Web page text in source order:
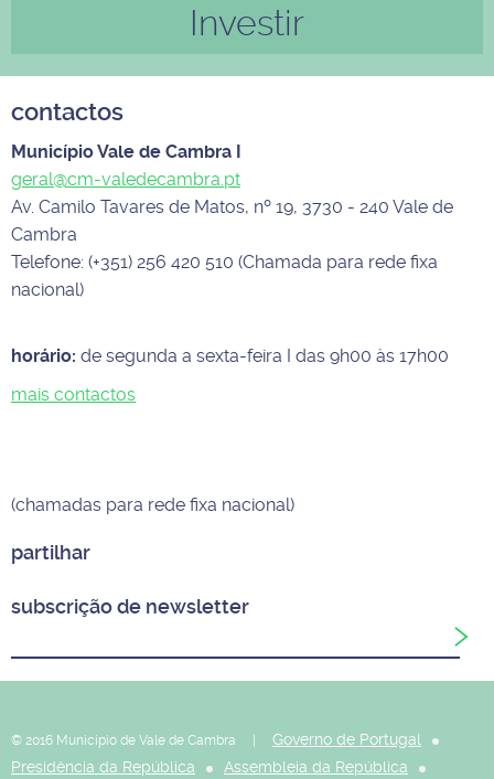
Investir
contactos
Município Vale de Cambra I
geral@cm-valedecambra.pt
Av. Camilo Tavares de Matos, nº 19, 3730 - 240 Vale de
Cambra
Telefone: (+351) 256 420 510 (Chamada para rede fixa
nacional)
horário: de segunda a sexta-feira I das 9h00 às 17h00
mais contactos
(chamadas para rede fixa nacional)
partilhar
subscrição de newsletter
© 2016 Município de Vale de Cambra |
Governo de Portugal
Presidência da República
Assembleia da República